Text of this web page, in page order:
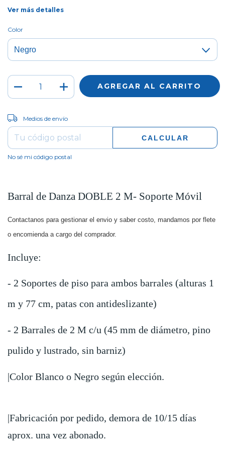
Ver más detalles
Color
Entregas para el CP:
Medios de envío
CALCULAR
No sé mi código postal
Barral de Danza DOBLE 2 M- Soporte Móvil
Contactanos para gestionar el envio y saber costo, mandamos por flete
o encomienda a cargo del comprador.
Incluye:
- 2 Soportes de piso para ambos barrales (alturas 1
m y 77 cm, patas con antideslizante)
- 2 Barrales de 2 M c/u (45 mm de diámetro, pino
pulido y lustrado, sin barniz)
|Color Blanco o Negro según elección.
|Fabricación por pedido, demora de 10/15 días
aprox. una vez abonado.